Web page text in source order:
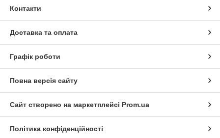
Контакти
Доставка та оплата
Графік роботи
Повна версія сайту
Сайт створено на маркетплейсі Prom.ua
Політика конфіденційності